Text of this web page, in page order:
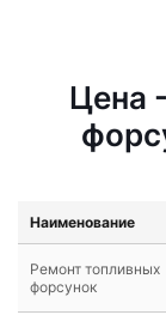
Цена
Наименование
Ремонт топливных
форсунок